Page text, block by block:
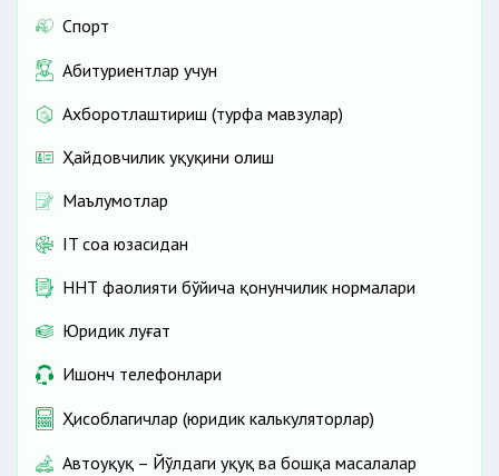
Спорт
Абитуриентлар учун
Ахборотлаштириш (турфа мавзулар)
Ҳайдовчилик ҳуқуқини олиш
Маълумотлар
IT соҳа юзасидан
ННТ фаолияти бўйича қонунчилик нормалари
Юридик луғат
Ишонч телефонлари
Ҳисоблагичлар (юридик калькуляторлар)
Автоҳуқуқ – Йўлдаги ҳуқуқ ва бошқа масалалар